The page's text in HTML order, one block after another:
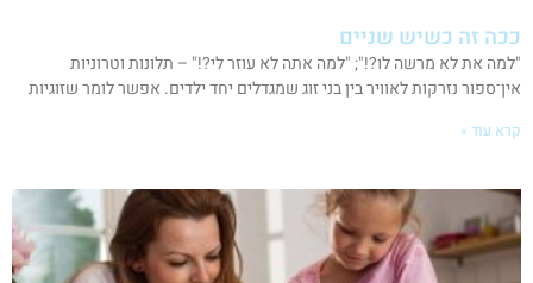
ככה זה כשיש שניים
"למה את לא מרשה לו?!"; "למה אתה לא עוזר לי?!" – תלונות וטרוניות
אין־ספור נזרקות לאוויר בין בני זוג שמגדלים יחד ילדים. אפשר לומר שזוגיות
קרא עוד »